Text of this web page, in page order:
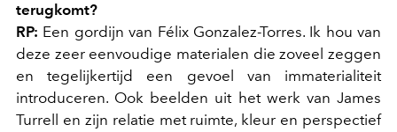
terugkomt?
RP: Een gordijn van Félix Gonzalez-Torres. Ik hou van
deze zeer eenvoudige materialen die zoveel zeggen
en tegelijkertijd een gevoel van immaterialiteit
introduceren. Ook beelden uit het werk van James
Turrell en zijn relatie met ruimte, kleur en perspectief